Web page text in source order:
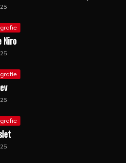
Niro